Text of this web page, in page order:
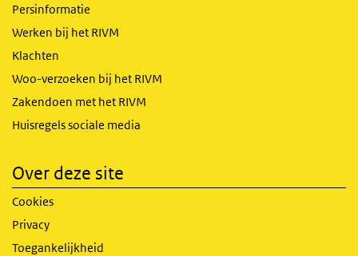
Persinformatie
Werken bij het RIVM
Klachten
Woo-verzoeken bij het RIVM
Zakendoen met het RIVM
Huisregels sociale media
Over deze site
Cookies
Privacy
Toegankelijkheid